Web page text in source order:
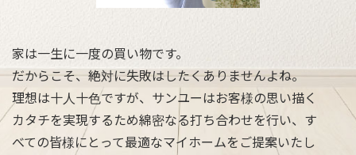
家は一生に一度の買い物です。
だからこそ、絶対に失敗はしたくありませんよね。
理想は十人十色ですが、サンユーはお客様の思い描く
カタチを実現するため綿密なる打ち合わせを行い、す
べての皆様にとって最適なマイホームをご提案いたし